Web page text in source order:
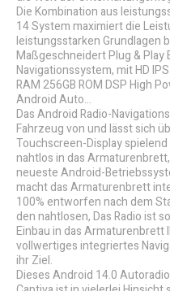
Die Kombination aus
14 System maximiert die
leistungsstarken Grundlagen
Maßgeschneidert Plug & Play
Navigationssystem, mit HD
RAM 256GB ROM DSP High
Android Auto...
Das Android Radio-
Fahrzeug von und lässt sich
Touchscreen-Display
nahtlos in das
neueste Android-
macht das Armaturenbrett
100% entworfen nach dem
den nahtlosen, Das Radio ist
Einbau in das Armaturenbrett
vollwertiges integriertes
ihr Ziel.
Dieses Android 14.0